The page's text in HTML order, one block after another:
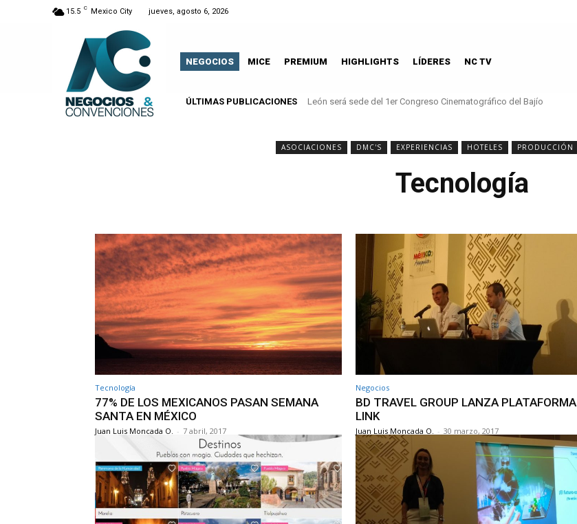
15.5 C Mexico City jueves, agosto 6, 2026
NEGOCIOS MICE PREMIUM HIGHLIGHTS LÍDERES NC TV
ÚLTIMAS PUBLICACIONES León será sede del 1er Congreso Cinematográfico del Bajío
ASOCIACIONES DMC'S EXPERIENCIAS HOTELES PRODUCCIÓN
Tecnología
Tecnología
77% DE LOS MEXICANOS PASAN SEMANA
SANTA EN MÉXICO
Juan Luis Moncada O. - 7 abril, 2017
Negocios
BD TRAVEL GROUP LANZA PLATAFORMA
LINK
Juan Luis Moncada O. - 30 marzo, 2017